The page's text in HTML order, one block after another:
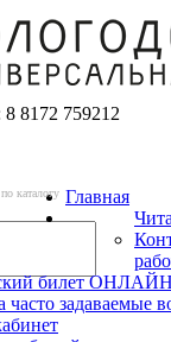
8 8172 759212
каталогу Главная
билет
часто задаваемые